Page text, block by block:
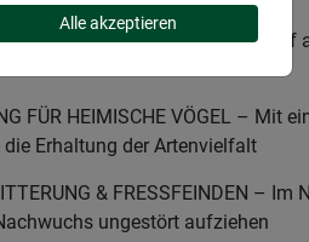
MEISEN – Sicherer
FÜR HEIMISCHE VÖGEL – Mit
Erhaltung der Artenvielfalt
& FRESSFEINDEN – Im
ungestört aufziehen
Alle akzeptieren